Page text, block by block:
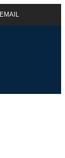
EMAIL